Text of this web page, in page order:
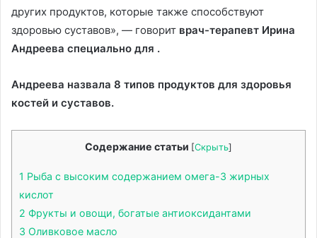
других продуктов, которые также способствуют
здоровью суставов», — говорит врач-терапевт Ирина
Андреева специально для .
Андреева назвала 8 типов продуктов для здоровья
костей и суставов.
Содержание статьи [Скрыть]
1 Рыба с высоким содержанием омега-3 жирных
кислот
2 Фрукты и овощи, богатые антиоксидантами
3 Оливковое масло